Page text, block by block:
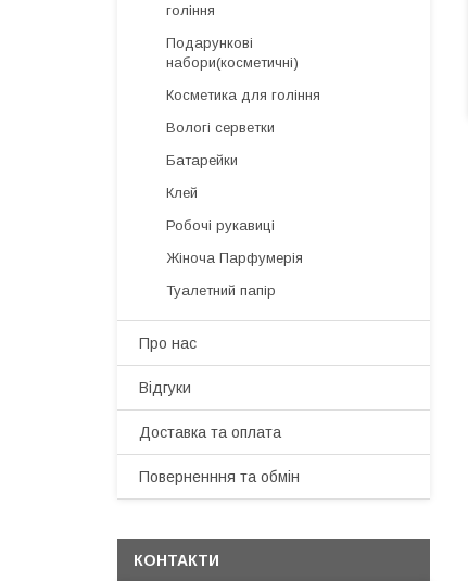
гоління
Подарункові
набори(косметичні)
Косметика для гоління
Вологі серветки
Батарейки
Клей
Робочі рукавиці
Жіноча Парфумерія
Туалетний папір
Про нас
Відгуки
Доставка та оплата
Поверненння та обмін
КОНТАКТИ